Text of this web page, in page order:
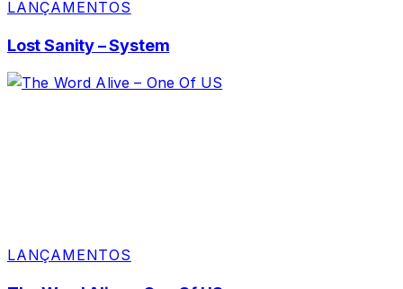
LANÇAMENTOS
Lost Sanity – System
LANÇAMENTOS